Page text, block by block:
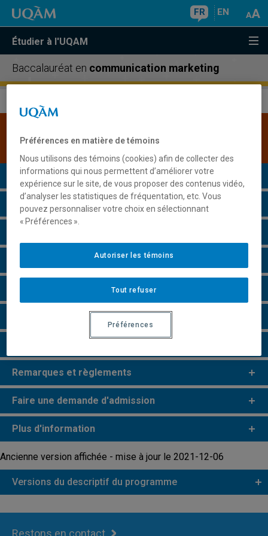
FR EN
Étudier à l'UQAM
Baccalauréat en communication marketing
disponible.Cliquez ici pour la consulter
Présentation du programme
Conditions d'admission
Grille de cheminement
Perspectives professionnelles
Remarques et règlements
Faire une demande d'admission
Plus d'information
Ancienne version affichée - mise à jour le 2021-12-06
Versions du descriptif du programme
Restons en contact
Préférences en matière de témoins
Nous utilisons des témoins (cookies) afin de collecter des
informations qui nous permettent d’améliorer votre
expérience sur le site, de vous proposer des contenus vidéo,
d’analyser les statistiques de fréquentation, etc. Vous
pouvez personnaliser votre choix en sélectionnant
« Préférences ».
Tout refuser
Autoriser les témoins
Préférences